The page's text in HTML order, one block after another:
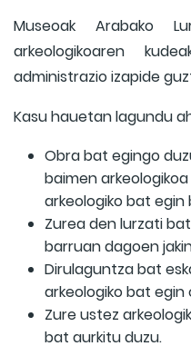
Museoak Arabako
arkeologikoaren
administrazio izapide
Kasu hauetan lagundu
Obra bat egingo
baimen
arkeologiko bat egin
Zurea den lurzati
barruan dagoen
Dirulaguntza bat
arkeologiko bat egin
Zure ustez
bat aurkitu duzu.